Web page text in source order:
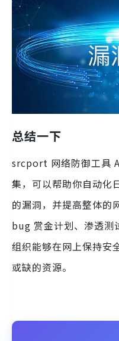
总结一下
srcport 网络防御工具
集，可以帮助你自动化
的漏洞，并提高整体的
bug 赏金计划、渗透测
组织能够在网上保持
或缺的资源。